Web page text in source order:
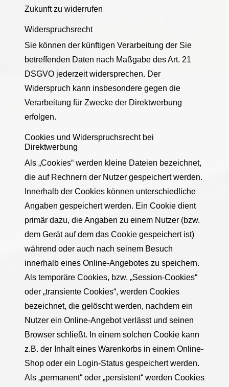
Zukunft zu widerrufen
Widerspruchsrecht
Sie können der künftigen Verarbeitung der Sie
betreffenden Daten nach Maßgabe des Art. 21
DSGVO jederzeit widersprechen. Der
Widerspruch kann insbesondere gegen die
Verarbeitung für Zwecke der Direktwerbung
erfolgen.
Cookies und Widerspruchsrecht bei
Direktwerbung
Als „Cookies“ werden kleine Dateien bezeichnet,
die auf Rechnern der Nutzer gespeichert werden.
Innerhalb der Cookies können unterschiedliche
Angaben gespeichert werden. Ein Cookie dient
primär dazu, die Angaben zu einem Nutzer (bzw.
dem Gerät auf dem das Cookie gespeichert ist)
während oder auch nach seinem Besuch
innerhalb eines Online-Angebotes zu speichern.
Als temporäre Cookies, bzw. „Session-Cookies“
oder „transiente Cookies“, werden Cookies
bezeichnet, die gelöscht werden, nachdem ein
Nutzer ein Online-Angebot verlässt und seinen
Browser schließt. In einem solchen Cookie kann
z.B. der Inhalt eines Warenkorbs in einem Online-
Shop oder ein Login-Status gespeichert werden.
Als „permanent“ oder „persistent“ werden Cookies